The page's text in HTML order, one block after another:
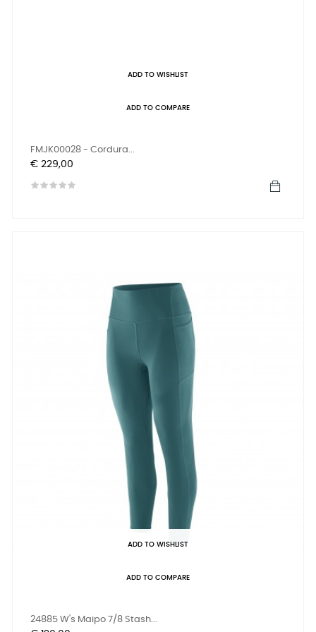
ADD TO WISHLIST
ADD TO COMPARE
FMJK00028 - Cordura...
Prijs
€ 229,00
ADD TO WISHLIST
ADD TO COMPARE
24885 W's Maipo 7/8 Stash...